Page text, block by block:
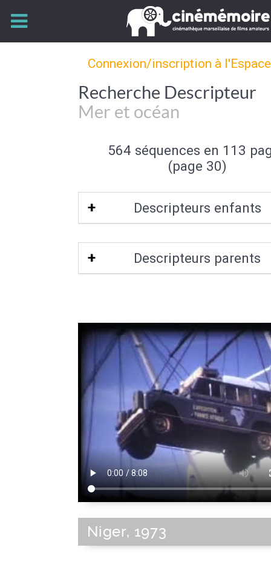
Connexion/inscription à
Recherche Descripteur
Mer et océan
564 séquences en 113
(page 30)
Descripteurs enfants
Mer polaire|Récif de corail|Atoll|
|Paysage sous marin|Rade|
Baie|Crique|Estuaire|Lagon|
Descripteurs parents
Niger, 1973